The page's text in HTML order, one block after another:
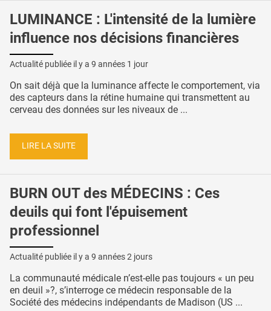
LUMINANCE : L'intensité de la lumière
influence nos décisions financières
Actualité publiée il y a 9 années 1 jour
On sait déjà que la luminance affecte le comportement, via
des capteurs dans la rétine humaine qui transmettent au
cerveau des données sur les niveaux de ...
LIRE LA SUITE
BURN OUT des MÉDECINS : Ces
deuils qui font l'épuisement
professionnel
Actualité publiée il y a 9 années 2 jours
La communauté médicale n’est-elle pas toujours « un peu
en deuil »?, s’interroge ce médecin responsable de la
Société des médecins indépendants de Madison (US ...